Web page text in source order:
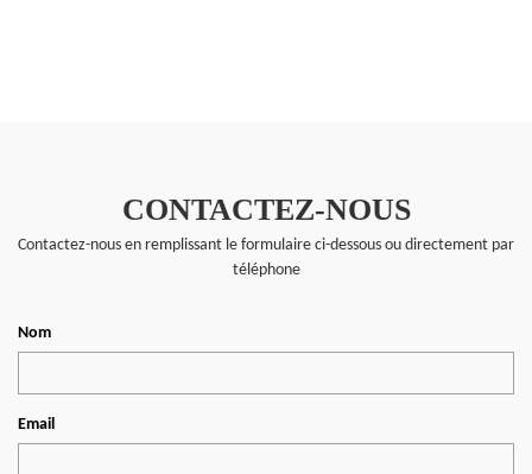
CONTACTEZ-NOUS
Contactez-nous en remplissant le formulaire ci-dessous ou directement par
téléphone
Nom
Email